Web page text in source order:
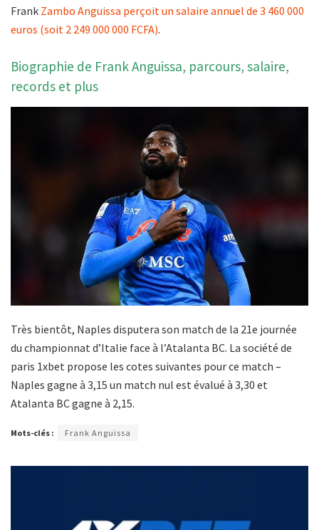
Frank Zambo Anguissa perçoit un salaire annuel de 3 460 000
euros (soit 2 249 000 000 FCFA).
Biographie de Frank Anguissa, parcours, salaire,
records et plus
Très bientôt, Naples disputera son match de la 21e journée
du championnat d’Italie face à l’Atalanta BC. La société de
paris 1xbet propose les cotes suivantes pour ce match –
Naples gagne à 3,15 un match nul est évalué à 3,30 et
Atalanta BC gagne à 2,15.
Mots-clés : Frank Anguissa